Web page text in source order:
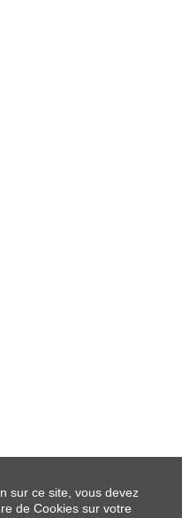
sur ce site, vous devez
de Cookies sur votre